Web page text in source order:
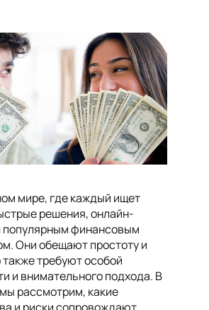
мире, где каждый ищет
решения, онлайн-
популярным финансовым
Они обещают простоту и
также требуют особой
и внимательного подхода. В
рассмотрим, какие